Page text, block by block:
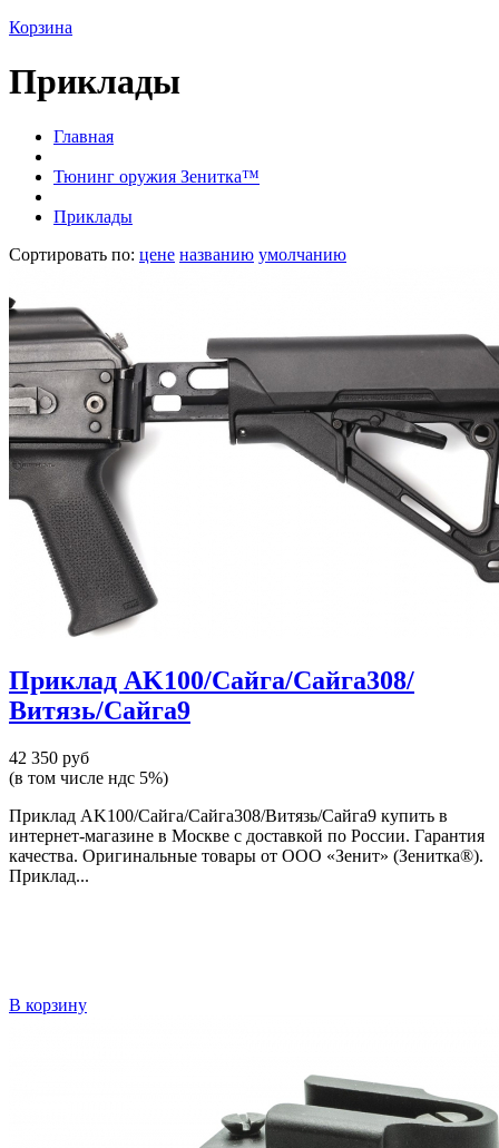
Корзина
Приклады
Главная
Тюнинг оружия Зенитка™
Приклады
Сортировать по: цене названию умолчанию
Приклад AK100/Сайга/Сайга308/
Витязь/Сайга9
42 350 руб
(в том числе ндс 5%)
Приклад AK100/Сайга/Сайга308/Витязь/Сайга9 купить в
интернет-магазине в Москве с доставкой по России. Гарантия
качества. Оригинальные товары от ООО «Зенит» (Зенитка®).
Приклад...
В корзину